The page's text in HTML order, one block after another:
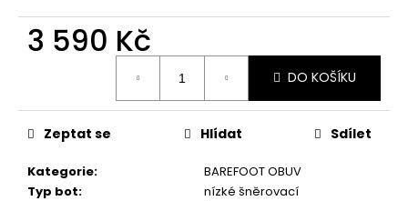
3 590 Kč
DO KOŠÍKU
Kategorie:
BAREFOOT OBUV
Typ bot:
nízké šněrovací
Zeptat se Hlídat Sdílet
u
e
POUKAZ